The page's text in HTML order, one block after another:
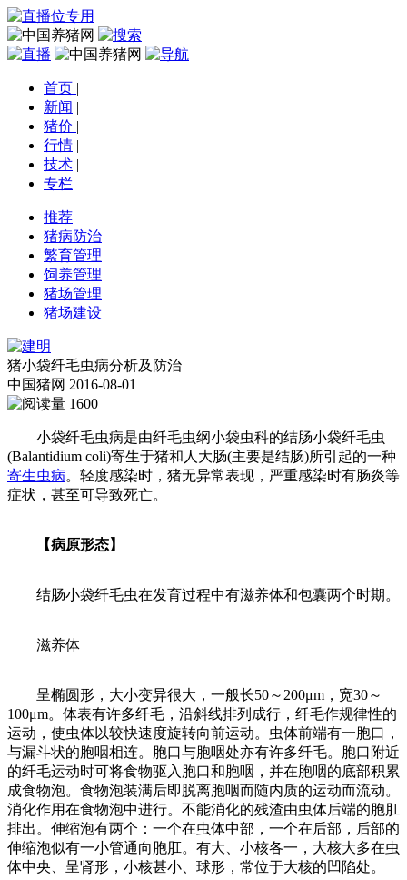
首页 |
新闻 |
猪价 |
行情 |
技术 |
专栏
推荐
猪病防治
繁育管理
饲养管理
猪场管理
猪场建设
猪小袋纤毛虫病分析及防治
中国猪网 2016-08-01
1600
小袋纤毛虫病是由纤毛虫纲小袋虫科的结肠小袋纤毛虫
(Balantidium coli)寄生于猪和人大肠(主要是结肠)所引起的一种
寄生虫病。轻度感染时，猪无异常表现，严重感染时有肠炎等
症状，甚至可导致死亡。
【病原形态】
结肠小袋纤毛虫在发育过程中有滋养体和包囊两个时期。
滋养体
呈椭圆形，大小变异很大，一般长50～200μm，宽30～
100μm。体表有许多纤毛，沿斜线排列成行，纤毛作规律性的
运动，使虫体以较快速度旋转向前运动。虫体前端有一胞口，
与漏斗状的胞咽相连。胞口与胞咽处亦有许多纤毛。胞口附近
的纤毛运动时可将食物驱入胞口和胞咽，并在胞咽的底部积累
成食物泡。食物泡装满后即脱离胞咽而随内质的运动而流动。
消化作用在食物泡中进行。不能消化的残渣由虫体后端的胞肛
排出。伸缩泡有两个：一个在虫体中部，一个在后部，后部的
伸缩泡似有一小管通向胞肛。有大、小核各一，大核大多在虫
体中央、呈肾形，小核甚小、球形，常位于大核的凹陷处。